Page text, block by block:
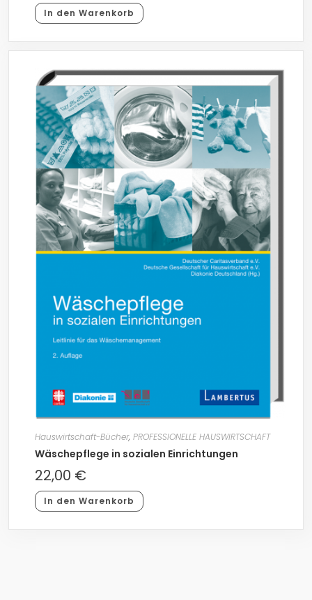
In den Warenkorb
Hauswirtschaft-Bücher, PROFESSIONELLE HAUSWIRTSCHAFT
Wäschepflege in sozialen Einrichtungen
22,00 €
In den Warenkorb